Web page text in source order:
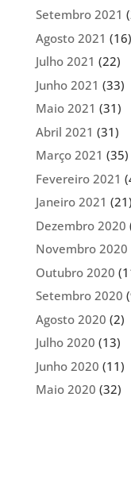
Setembro 2021
Agosto 2021 (16)
Julho 2021 (22)
Junho 2021 (33)
Maio 2021 (31)
Abril 2021 (31)
Março 2021 (35)
Fevereiro 2021
Janeiro 2021 (21)
Dezembro 2020
Novembro 2020
Outubro 2020
Setembro 2020
Agosto 2020 (2)
Julho 2020 (13)
Junho 2020 (11)
Maio 2020 (32)